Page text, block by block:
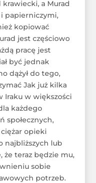
krawiecki, a Murad
papierniczymi,
kopiować
jest częściowo
pracę jest
być jednak
dążył do tego,
Jak już kilka
Iraku w większości
każdego
społecznych,
opieki
najbliższych lub
że teraz będzie mu,
sobie
potrzeb.